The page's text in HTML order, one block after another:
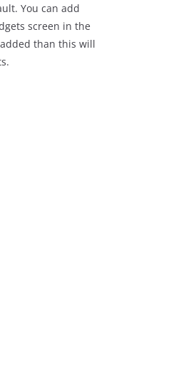
You can add
screen in the
than this will